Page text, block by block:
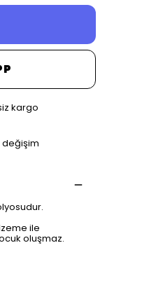
kargo
değişim
ile
oluşmaz.